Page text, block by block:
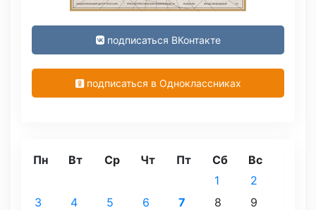
подписаться ВКонтакте
подписаться в Одноклассниках
Пн Вт Ср Чт Пт Сб Вс
1
2
3
4 5 6 7 8
9